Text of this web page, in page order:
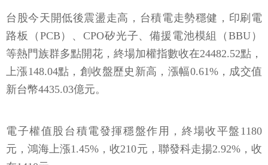
台股今天開低後震盪走高，台積電走勢穩健，印刷電
路板（PCB）、CPO矽光子、備援電池模組（BBU）
等熱門族群多點開花，終場加權指數收在24482.52點，
上漲148.04點，創收盤歷史新高，漲幅0.61%，成交值
新台幣4435.03億元。
電子權值股台積電發揮穩盤作用，終場收平盤1180
元，鴻海上漲1.45%，收210元，聯發科走揚2.92%，收